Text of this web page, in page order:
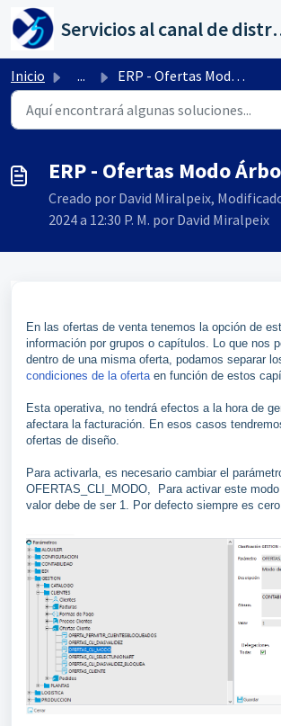
Saltar al contenido principal
Servicios al
Inicio ... ERP - Ofertas Modo Árbol Capítulos
ERP - Ofertas Modo
Creado por David Miralpeix,
2024 a 12:30 P. M. por David Miralpeix
En las ofertas de venta tenemos la opción de
información por grupos o capítulos. Lo que nos
dentro de una misma oferta, podamos separar
condiciones de la oferta en función de estos
Esta operativa, no tendrá efectos a la hora de
afectara la facturación. En esos casos
ofertas de diseño.
Para activarla, es necesario cambiar el
OFERTAS_CLI_MODO, Para activar este
valor debe de ser 1. Por defecto siempre es